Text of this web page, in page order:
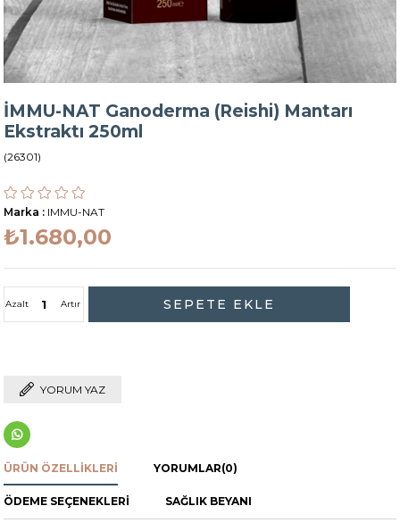
İMMU-NAT Ganoderma (Reishi) Mantarı
Ekstraktı 250ml
(26301)
Marka : IMMU-NAT
₺1.680,00
Artır
Azalt
YORUM YAZ
ÜRÜN ÖZELLIKLERI YORUMLAR(0)
ÖDEME SEÇENEKLERI SAĞLIK BEYANI